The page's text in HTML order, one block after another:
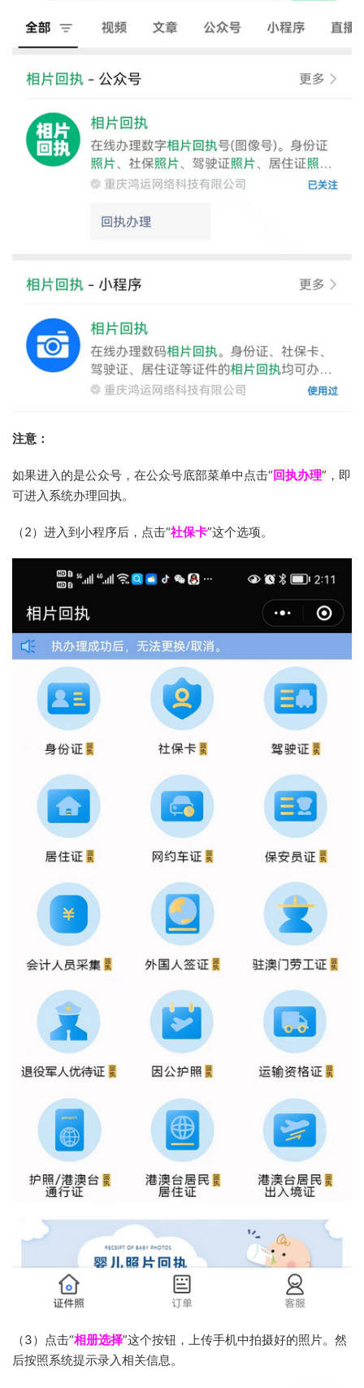
注意：
如果进入的是公众号，在公众号底部菜单中点击“回执办理”，即
可进入系统办理回执。
（2）进入到小程序后，点击“社保卡”这个选项。
（3）点击“相册选择”这个按钮，上传手机中拍摄好的照片。然
后按照系统提示录入相关信息。